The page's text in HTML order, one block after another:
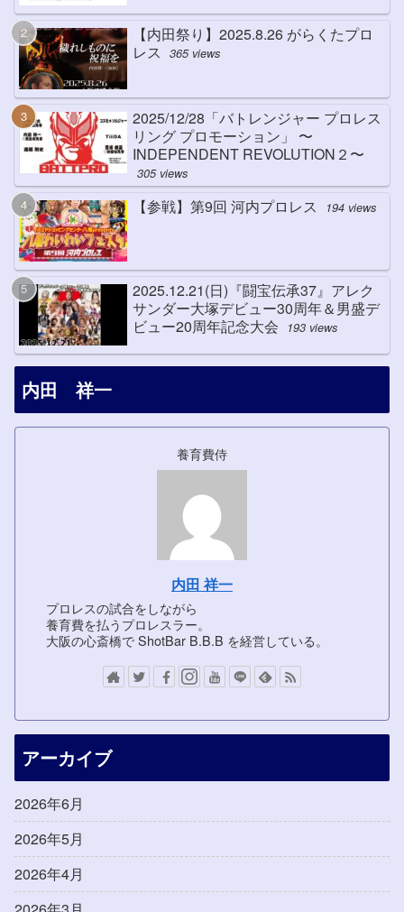
【内田祭り】2025.8.26 がらくたプロ
レス
365 views
2025/12/28「バトレンジャー プロレス
リング プロモーション」 〜
INDEPENDENT REVOLUTION２〜
305 views
【参戦】第9回 河内プロレス 194 views
2025.12.21(日)『闘宝伝承37』アレク
サンダー大塚デビュー30周年＆男盛デ
ビュー20周年記念大会
193 views
内田 祥一
養育費侍
内田 祥一
プロレスの試合をしながら
養育費を払うプロレスラー。
大阪の心斎橋で ShotBar B.B.B を経営している。
アーカイブ
2026年6月
2026年5月
2026年4月